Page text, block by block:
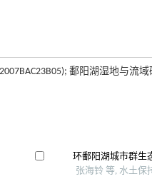
鄱阳湖湿地与流